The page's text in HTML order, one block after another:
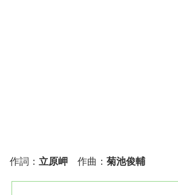
作詞： 立原岬 作曲： 菊池俊輔